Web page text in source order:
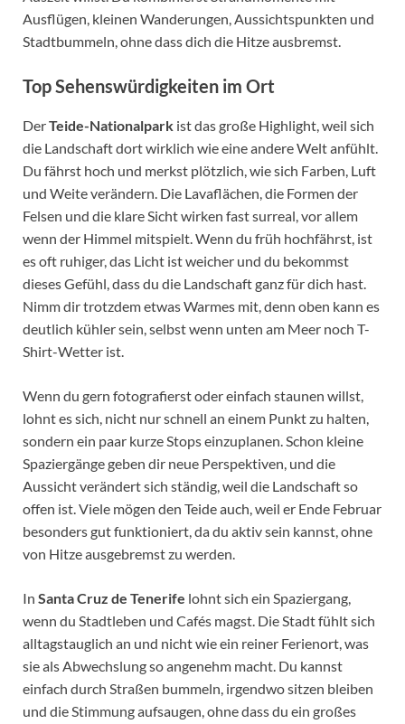
Ausflügen, kleinen Wanderungen, Aussichtspunkten und
Stadtbummeln, ohne dass dich die Hitze ausbremst.
Top Sehenswürdigkeiten im Ort
DerTeide-Nationalpark ist das große Highlight, weil sich
die Landschaft dort wirklich wie eine andere Welt anfühlt.
Du fährst hoch und merkst plötzlich, wie sich Farben, Luft
und Weite verändern. Die Lavaflächen, die Formen der
Felsen und die klare Sicht wirken fast surreal, vor allem
wenn der Himmel mitspielt. Wenn du früh hochfährst, ist
es oft ruhiger, das Licht ist weicher und du bekommst
dieses Gefühl, dass du die Landschaft ganz für dich hast.
Nimm dir trotzdem etwas Warmes mit, denn oben kann es
deutlich kühler sein, selbst wenn unten am Meer noch T-
Shirt-Wetter ist.
Wenn du gern fotografierst oder einfach staunen willst,
lohnt es sich, nicht nur schnell an einem Punkt zu halten,
sondern ein paar kurze Stops einzuplanen. Schon kleine
Spaziergänge geben dir neue Perspektiven, und die
Aussicht verändert sich ständig, weil die Landschaft so
offen ist. Viele mögen den Teide auch, weil er Ende Februar
besonders gut funktioniert, da du aktiv sein kannst, ohne
von Hitze ausgebremst zu werden.
In Santa Cruz de Tenerife lohnt sich ein Spaziergang,
wenn du Stadtleben und Cafés magst. Die Stadt fühlt sich
alltagstauglich an und nicht wie ein reiner Ferienort, was
sie als Abwechslung so angenehm macht. Du kannst
einfach durch Straßen bummeln, irgendwo sitzen bleiben
und die Stimmung aufsaugen, ohne dass du ein großes